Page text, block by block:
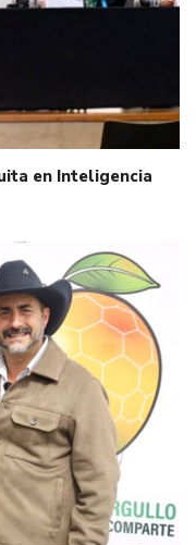
en Inteligencia